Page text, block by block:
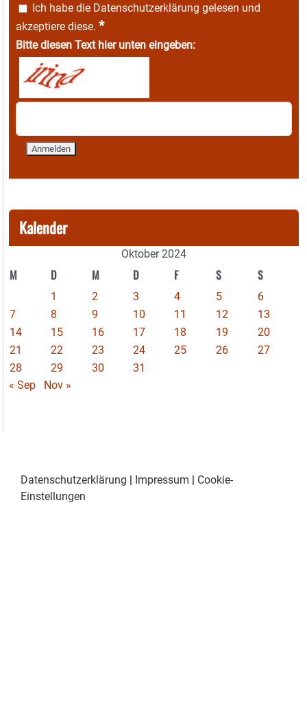
Ich habe die Datenschutzerklärung gelesen und
akzeptiere diese. *
Bitte diesen Text hier unten eingeben:
Kalender
Oktober 2024
M D M D F S S
1 2 3 4 5
6
7
8 9 10 11 12
13
14
15 16 17 18 19
20
21
22 23 24 25 26
27
28
29 30
31
« Sep
Nov »
Datenschutzerklärung | Impressum | Cookie-
Einstellungen